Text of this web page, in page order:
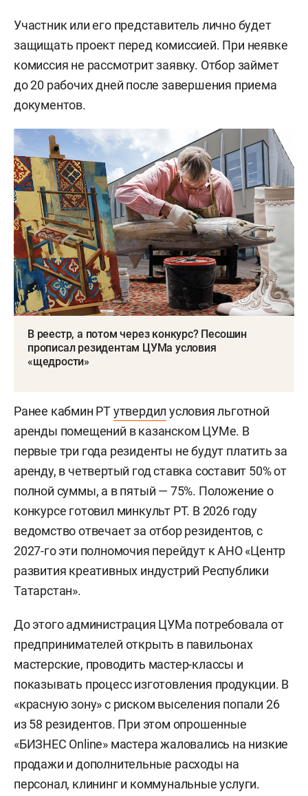
Участник или его представитель лично будет
защищать проект перед комиссией. При неявке
комиссия не рассмотрит заявку. Отбор займет
до 20 рабочих дней после завершения приема
документов.
В реестр, а потом через конкурс? Песошин
прописал резидентам ЦУМа условия
«щедрости»
Ранее кабмин РТутвердил условия льготной
аренды помещений в казанском ЦУМе. В
первые три года резиденты не будут платить за
аренду, в четвертый год ставка составит 50% от
полной суммы, а в пятый — 75%. Положение о
конкурсе готовил минкульт РТ. В 2026 году
ведомство отвечает за отбор резидентов, с
2027-го эти полномочия перейдут к АНО «Центр
развития креативных индустрий Республики
Татарстан».
До этого администрация ЦУМа потребовала от
предпринимателей открыть в павильонах
мастерские, проводить мастер-классы и
показывать процесс изготовления продукции. В
«красную зону» с риском выселения попали 26
из 58 резидентов. При этом опрошенные
«БИЗНЕС Online» мастера жаловались на низкие
продажи и дополнительные расходы на
персонал, клининг и коммунальные услуги.